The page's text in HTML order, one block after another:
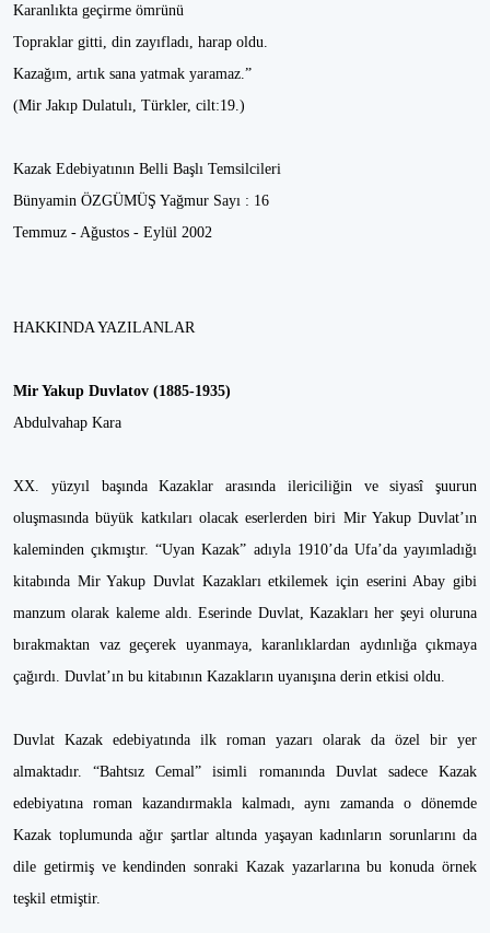
Karanlıkta geçirme ömrünü
Topraklar gitti, din zayıfladı, harap oldu.
Kazağım, artık sana yatmak yaramaz.”
(Mir Jakıp Dulatulı, Türkler, cilt:19.)
Kazak Edebiyatının Belli Başlı Temsilcileri
Bünyamin ÖZGÜMÜŞ Yağmur Sayı : 16
Temmuz - Ağustos - Eylül 2002
HAKKINDA YAZILANLAR
Mir Yakup Duvlatov (1885-1935)
Abdulvahap Kara
XX. yüzyıl başında Kazaklar arasında ilericiliğin ve siyasî şuurun
oluşmasında büyük katkıları olacak eserlerden biri Mir Yakup Duvlat’ın
kaleminden çıkmıştır. “Uyan Kazak” adıyla 1910’da Ufa’da yayımladığı
kitabında Mir Yakup Duvlat Kazakları etkilemek için eserini Abay gibi
manzum olarak kaleme aldı. Eserinde Duvlat, Kazakları her şeyi oluruna
bırakmaktan vaz geçerek uyanmaya, karanlıklardan aydınlığa çıkmaya
çağırdı. Duvlat’ın bu kitabının Kazakların uyanışına derin etkisi oldu.
Duvlat Kazak edebiyatında ilk roman yazarı olarak da özel bir yer
almaktadır. “Bahtsız Cemal” isimli romanında Duvlat sadece Kazak
edebiyatına roman kazandırmakla kalmadı, aynı zamanda o dönemde
Kazak toplumunda ağır şartlar altında yaşayan kadınların sorunlarını da
dile getirmiş ve kendinden sonraki Kazak yazarlarına bu konuda örnek
teşkil etmiştir.